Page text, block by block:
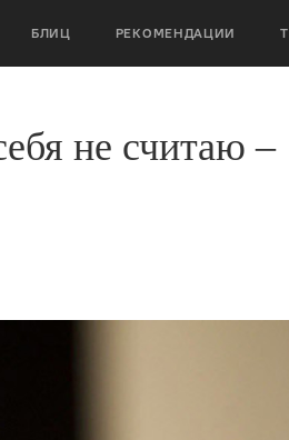
БЛИЦ РЕКОМЕНДАЦИИ
не считаю –